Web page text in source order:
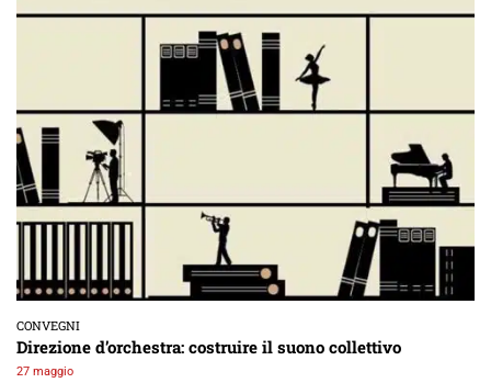
CONVEGNI
Direzione d’orchestra: costruire il suono collettivo
27 maggio